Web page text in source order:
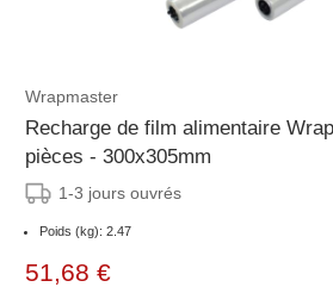
Wrapmaster
Recharge de film alimentaire
pièces - 300x305mm
1-3 jours ouvrés
Poids (kg): 2.47
51,68 €